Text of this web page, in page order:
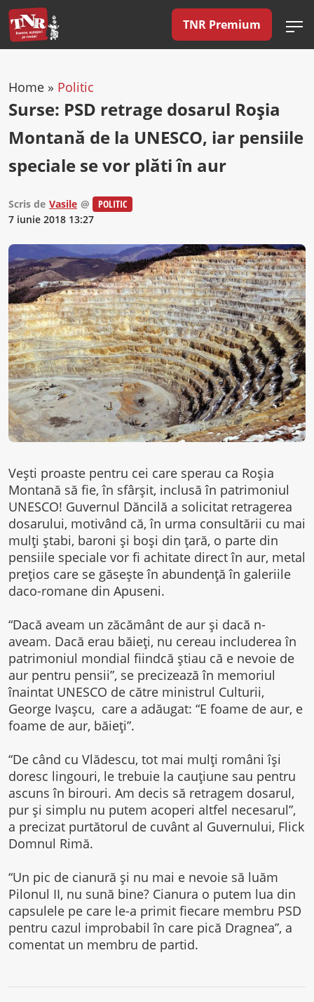
TNR Premium
Home » Politic
Surse: PSD retrage dosarul Roşia
Montană de la UNESCO, iar pensiile
speciale se vor plăti în aur
Scris de Vasile @
POLITIC
7 iunie 2018 13:27
Veşti proaste pentru cei care sperau ca Roşia
Montană să fie, în sfârşit, inclusă în patrimoniul
UNESCO! Guvernul Dăncilă a solicitat retragerea
dosarului, motivând că, în urma consultării cu mai
mulţi ştabi, baroni şi boşi din ţară, o parte din
pensiile speciale vor fi achitate direct în aur, metal
preţios care se găseşte în abundenţă în galeriile
daco-romane din Apuseni.
“Dacă aveam un zăcământ de aur şi dacă n-
aveam. Dacă erau băieţi, nu cereau includerea în
patrimoniul mondial fiindcă ştiau că e nevoie de
aur pentru pensii”, se precizează în memoriul
înaintat UNESCO de către ministrul Culturii,
George Ivaşcu, care a adăugat: “E foame de aur, e
foame de aur, băieţi”.
“De când cu Vlădescu, tot mai mulţi români îşi
doresc lingouri, le trebuie la cauţiune sau pentru
ascuns în birouri. Am decis să retragem dosarul,
pur şi simplu nu putem acoperi altfel necesarul”,
a precizat purtătorul de cuvânt al Guvernului, Flick
Domnul Rimă.
“Un pic de cianură şi nu mai e nevoie să luăm
Pilonul II, nu sună bine? Cianura o putem lua din
capsulele pe care le-a primit fiecare membru PSD
pentru cazul improbabil în care pică Dragnea”, a
comentat un membru de partid.